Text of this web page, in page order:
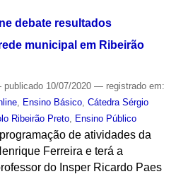
debate resultados
municipal em Ribeirão
publicado10/07/2020 — registrado em:
, Ensino Básico, Cátedra Sérgio
Ribeirão Preto, Ensino Público
de atividades da
Ferreira e terá a
do Insper Ricardo Paes